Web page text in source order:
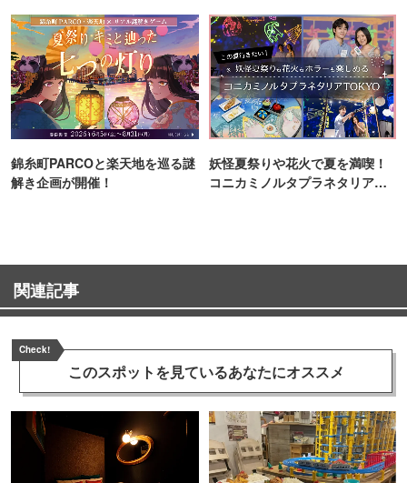
錦糸町PARCOと楽天地を巡る謎
解き企画が開催！
妖怪夏祭りや花火で夏を満喫！
コニカミノルタプラネタリア
関連記事
Check!
このスポットを見ているあなたにオススメ